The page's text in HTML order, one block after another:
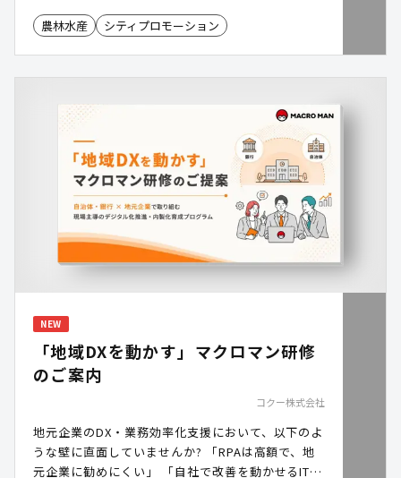
農林水産 シティプロモーション
NEW
「地域DXを動かす」マクロマン研修
のご案内
コクー株式会社
地元企業のDX・業務効率化支援において、以下のよ
うな壁に直面していませんか? 「RPAは高額で、地
元企業に勧めにくい」 「自社で改善を動かせるIT人